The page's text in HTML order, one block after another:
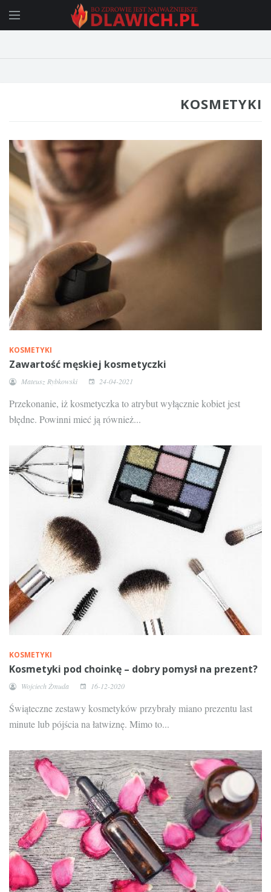
KOSMETYKI
KOSMETYKI
Zawartość męskiej kosmetyczki
Mateusz Rybkowski 24-04-2021
Przekonanie, iż kosmetyczka to atrybut wyłącznie kobiet jest
błędne. Powinni mieć ją również...
KOSMETYKI
Kosmetyki pod choinkę – dobry pomysł na prezent?
Wojciech Żmuda 16-12-2020
Świąteczne zestawy kosmetyków przybrały miano prezentu last
minute lub pójścia na łatwiznę. Mimo to...